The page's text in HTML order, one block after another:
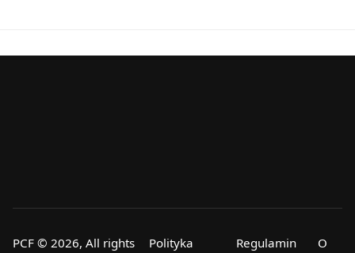
PCF © 2026, All rights
Polityka
Regulamin
O